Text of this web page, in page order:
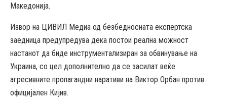
Македонија.
Извор на ЦИВИЛ Медиа од безбедносната експертска
заедница предупредува дека постои реална можност
настанот да биде инструментализиран за обвинување на
Украина, со цел дополнително да се засилат веќе
агресивните пропагандни наративи на Виктор Орбан против
официјален Кијив.